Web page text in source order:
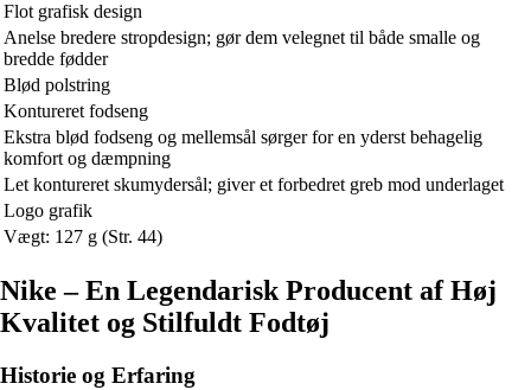
Flot grafisk design
Anelse bredere stropdesign; gør dem velegnet til både smalle og
bredde fødder
Blød polstring
Kontureret fodseng
Ekstra blød fodseng og mellemsål sørger for en yderst behagelig
komfort og dæmpning
Let kontureret skumydersål; giver et forbedret greb mod underlaget
Logo grafik
Vægt: 127 g (Str. 44)
Nike – En Legendarisk Producent af Høj
Kvalitet og Stilfuldt Fodtøj
Historie og Erfaring